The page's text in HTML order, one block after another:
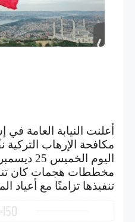
أعلنت النيابة العامة
مكافحة الإرهاب
مخططات هجمات كان
تنفيذها تزامنًا مع أعياد